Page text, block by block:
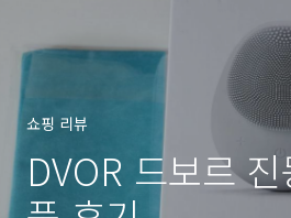
쇼핑 리뷰
DVOR 드보르